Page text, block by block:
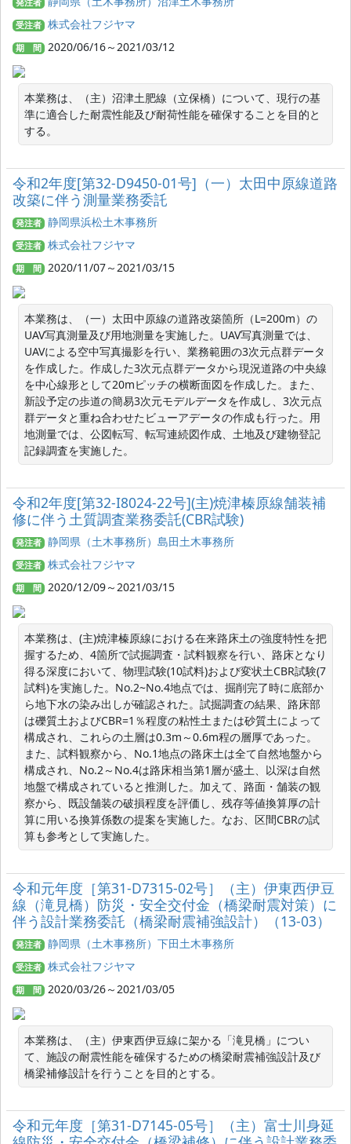
発注者
受注者 株式会社フジヤマ
期 間 2020/06/16～2021/03/12
本業務は、（主）沼津土肥線（立保橋）について、現行の基
準に適合した耐震性能及び耐荷性能を確保することを目的と
する。
令和2年度[第32-D9450-01号]（一）太田中原線道路
改築に伴う測量業務委託
発注者 静岡県浜松土木事務所
受注者 株式会社フジヤマ
期 間 2020/11/07～2021/03/15
本業務は、（一）太田中原線の道路改築箇所（L=200m）の
UAV写真測量及び用地測量を実施した。UAV写真測量では、
UAVによる空中写真撮影を行い、業務範囲の3次元点群データ
を作成した。作成した3次元点群データから現況道路の中央線
を中心線形として20mピッチの横断面図を作成した。また、
新設予定の歩道の簡易3次元モデルデータを作成し、3次元点
群データと重ね合わせたビューアデータの作成も行った。用
地測量では、公図転写、転写連続図作成、土地及び建物登記
記録調査を実施した。
令和2年度[第32-I8024-22号](主)焼津榛原線舗装補
修に伴う土質調査業務委託(CBR試験)
発注者 静岡県（土木事務所）島田土木事務所
受注者 株式会社フジヤマ
期 間 2020/12/09～2021/03/15
本業務は、(主)焼津榛原線における在来路床土の強度特性を把
握するため、4箇所で試掘調査・試料観察を行い、路床となり
得る深度において、物理試験(10試料)および変状土CBR試験(7
試料)を実施した。No.2~No.4地点では、掘削完了時に底部か
ら地下水の染み出しが確認された。試掘調査の結果、路床部
は礫質土およびCBR=1％程度の粘性土または砂質土によって
構成され、これらの土層は0.3m～0.6m程の層厚であった。
また、試料観察から、No.1地点の路床土は全て自然地盤から
構成され、No.2～No.4は路床相当第1層が盛土、以深は自然
地盤で構成されていると推測した。加えて、路面・舗装の観
察から、既設舗装の破損程度を評価し、残存等値換算厚の計
算に用いる換算係数の提案を実施した。なお、区間CBRの試
算も参考として実施した。
令和元年度［第31-D7315-02号］（主）伊東西伊豆
線（滝見橋）防災・安全交付金（橋梁耐震対策）に
伴う設計業務委託（橋梁耐震補強設計）（13-03）
発注者 静岡県（土木事務所）下田土木事務所
受注者 株式会社フジヤマ
期 間 2020/03/26～2021/03/05
本業務は、（主）伊東西伊豆線に架かる「滝見橋」につい
て、施設の耐震性能を確保するための橋梁耐震補強設計及び
橋梁補修設計を行うことを目的とする。
令和元年度［第31-D7145-05号］（主）富士川身延